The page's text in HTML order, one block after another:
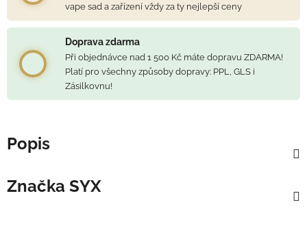
vape sad a zařízení vždy za ty nejlepší ceny
Doprava zdarma
Při objednávce nad 1 500 Kč máte dopravu ZDARMA!
Platí pro všechny způsoby dopravy: PPL, GLS i
Zásilkovnu!
Popis
Značka SYX